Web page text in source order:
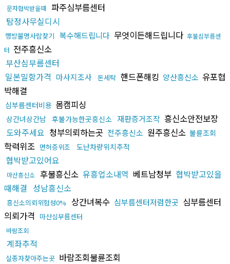
문자협박받을때
파주심부름센터
탐정사무실디시
행방불명사람찾기 복수해드립니다 무엇이든해드립니다 후불심부름센
터 전주흥신소
부산심부름센터
일본밀항가격 마사지조사 돈세탁 핸드폰해킹 양산흥신소 유포협
박해결
심부름센터비용 몸캠피싱
상간녀상간남 후불가능한곳흥신소 재판증거조작 흥신소안전보장
도와주세요 청부의뢰하는곳 전주흥신소 원주흥신소 불륜조회
학력위조 면허증위조 도난차량위치추적
협박받고있어요
마산흥신소 후불흥신소 유흥업소내역 베트남청부 협박받고있을
때해결 성남흥신소
흥신소의뢰위험성0% 상간녀복수 심부름센터저렴한곳 심부름센터
의뢰가격
마산심부름센터
바람조회
계좌추적
실종자찾아주는곳 바람조회불륜조회